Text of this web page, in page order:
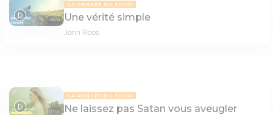
08:04
LA PENSÉE DU JOUR
Une vérité simple
John Roos
07:09
LA PENSÉE DU JOUR
Ne laissez pas Satan vous aveugler